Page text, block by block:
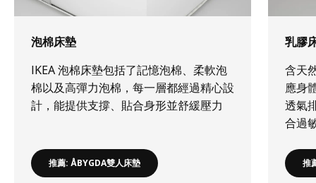
泡棉床墊
IKEA 泡棉床墊包括了記憶泡棉、柔軟泡
棉以及高彈力泡棉，每一層都經過精心設
計，能提供支撐、貼合身形並舒緩壓力
推薦: ÅBYGDA雙人床墊
乳膠
含天
應身
透氣
合過
推